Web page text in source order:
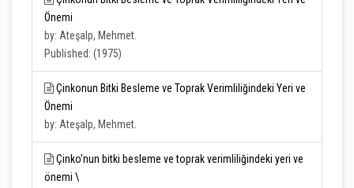
Önemi
by: Ateşalp, Mehmet.
Published: (1975)
Çinkonun Bitki Besleme ve Toprak Verimliliğindeki Yeri ve
Önemi
by: Ateşalp, Mehmet.
Çinko'nun bitki besleme ve toprak verimliliğindeki yeri ve
önemi \